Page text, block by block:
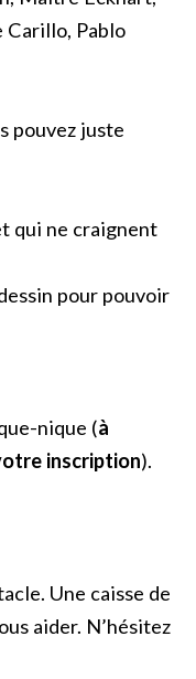
Carillo, Pablo
pouvez juste
qui ne craignent
pour pouvoir
nique (à
inscription).
Une caisse de
aider. N’hésitez